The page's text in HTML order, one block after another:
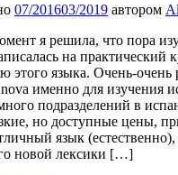
07/201603/2019 автором
я решила, что пора
на практический
этого языка. Очень-очень
именно для изучения
подразделений в
но доступные цены,
язык
новой лексики […]